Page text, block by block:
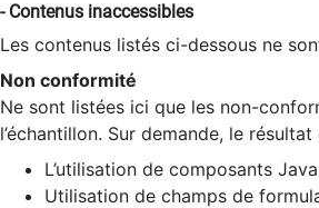
- Contenus inaccessibles
Les contenus listés ci-dessous ne
Non conformité
Ne sont listées ici que les non-
l’échantillon. Sur demande, le
L’utilisation de composants
Utilisation de champs de